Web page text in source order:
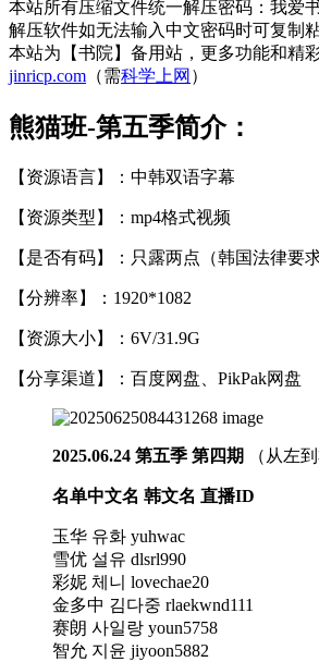
本站所有压缩文件统一解压密码：我爱
解压软件如无法输入中文密码时可复制粘
本站为【书院】备用站，更多功能和精
jinricp.com （需科学上网 ）
熊猫班-第五季简介：
【资源语言】：中韩双语字幕
【资源类型】：mp4格式视频
【是否有码】：只露两点（韩国法律要
【分辨率】：1920*1082
【资源大小】：6V/31.9G
【分享渠道】：百度网盘、PikPak网盘
2025.06.24 第五季 第四期 （从左到
名单中文名 韩文名 直播ID
玉华 유화 yuhwac
雪优 설유 dlsrl990
彩妮 체니 lovechae20
金多中 김다중 rlaekwnd111
赛朗 사일랑 youn5758
智允 지윤 jiyoon5882